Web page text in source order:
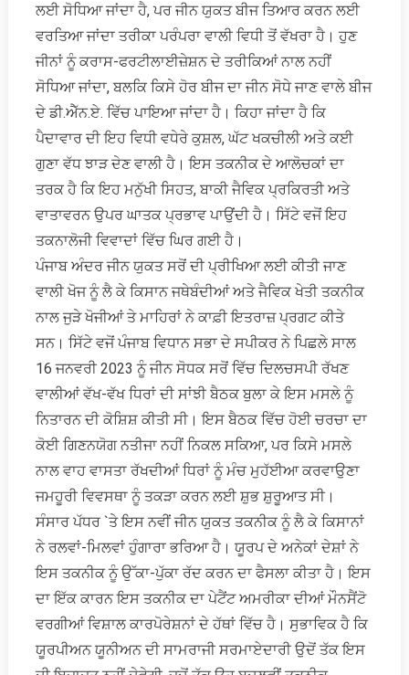
ਲਈ ਸੋਧਿਆ ਜਾਂਦਾ ਹੈ, ਪਰ ਜੀਨ ਯੁਕਤ ਬੀਜ ਤਿਆਰ ਕਰਨ ਲਈ
ਵਰਤਿਆ ਜਾਂਦਾ ਤਰੀਕਾ ਪਰੰਪਰਾ ਵਾਲੀ ਵਿਧੀ ਤੋਂ ਵੱਖਰਾ ਹੈ। ਹੁਣ
ਜੀਨਾਂ ਨੂੰ ਕਰਾਸ-ਫਰਟੀਲਾਈਜ਼ੇਸ਼ਨ ਦੇ ਤਰੀਕਿਆਂ ਨਾਲ ਨਹੀਂ
ਸੋਧਿਆ ਜਾਂਦਾ, ਬਲਕਿ ਕਿਸੇ ਹੋਰ ਬੀਜ ਦਾ ਜੀਨ ਸੋਧੇ ਜਾਣ ਵਾਲੇ ਬੀਜ
ਦੇ ਡੀ.ਐੱਨ.ਏ. ਵਿੱਚ ਪਾਇਆ ਜਾਂਦਾ ਹੈ। ਕਿਹਾ ਜਾਂਦਾ ਹੈ ਕਿ
ਪੈਦਾਵਾਰ ਦੀ ਇਹ ਵਿਧੀ ਵਧੇਰੇ ਕੁਸ਼ਲ, ਘੱਟ ਖਕਚੀਲੀ ਅਤੇ ਕਈ
ਗੁਣਾ ਵੱਧ ਝਾੜ ਦੇਣ ਵਾਲੀ ਹੈ। ਇਸ ਤਕਨੀਕ ਦੇ ਆਲੋਚਕਾਂ ਦਾ
ਤਰਕ ਹੈ ਕਿ ਇਹ ਮਨੁੱਖੀ ਸਿਹਤ, ਬਾਕੀ ਜੈਵਿਕ ਪ੍ਰਕਿਰਤੀ ਅਤੇ
ਵਾਤਾਵਰਨ ਉਪਰ ਘਾਤਕ ਪ੍ਰਭਾਵ ਪਾਉਂਦੀ ਹੈ। ਸਿੱਟੇ ਵਜੋਂ ਇਹ
ਤਕਨਾਲੋਜੀ ਵਿਵਾਦਾਂ ਵਿੱਚ ਘਿਰ ਗਈ ਹੈ।
ਪੰਜਾਬ ਅੰਦਰ ਜੀਨ ਯੁਕਤ ਸਰੋਂ ਦੀ ਪ੍ਰੀਖਿਆ ਲਈ ਕੀਤੀ ਜਾਣ
ਵਾਲੀ ਖੋਜ ਨੂੰ ਲੈ ਕੇ ਕਿਸਾਨ ਜਥੇਬੰਦੀਆਂ ਅਤੇ ਜੈਵਿਕ ਖੇਤੀ ਤਕਨੀਕ
ਨਾਲ ਜੁੜੇ ਖੋਜੀਆਂ ਤੇ ਮਾਹਿਰਾਂ ਨੇ ਕਾਫ਼ੀ ਇਤਰਾਜ਼ ਪ੍ਰਗਟ ਕੀਤੇ
ਸਨ। ਸਿੱਟੇ ਵਜੋਂ ਪੰਜਾਬ ਵਿਧਾਨ ਸਭਾ ਦੇ ਸਪੀਕਰ ਨੇ ਪਿਛਲੇ ਸਾਲ
16 ਜਨਵਰੀ 2023 ਨੂੰ ਜੀਨ ਸੋਧਕ ਸਰੋਂ ਵਿੱਚ ਦਿਲਚਸਪੀ ਰੱਖਣ
ਵਾਲੀਆਂ ਵੱਖ-ਵੱਖ ਧਿਰਾਂ ਦੀ ਸਾਂਝੀ ਬੈਠਕ ਬੁਲਾ ਕੇ ਇਸ ਮਸਲੇ ਨੂੰ
ਨਿਤਾਰਨ ਦੀ ਕੋਸ਼ਿਸ਼ ਕੀਤੀ ਸੀ। ਇਸ ਬੈਠਕ ਵਿੱਚ ਹੋਈ ਚਰਚਾ ਦਾ
ਕੋਈ ਗਿਣਨਯੋਗ ਨਤੀਜਾ ਨਹੀਂ ਨਿਕਲ ਸਕਿਆ, ਪਰ ਕਿਸੇ ਮਸਲੇ
ਨਾਲ ਵਾਹ ਵਾਸਤਾ ਰੱਖਦੀਆਂ ਧਿਰਾਂ ਨੂੰ ਮੰਚ ਮੁਹੱਈਆ ਕਰਵਾਉਣਾ
ਜਮਹੂਰੀ ਵਿਵਸਥਾ ਨੂੰ ਤਕੜਾ ਕਰਨ ਲਈ ਸ਼ੁਭ ਸ਼ੁਰੂਆਤ ਸੀ।
ਸੰਸਾਰ ਪੱਧਰ `ਤੇ ਇਸ ਨਵੀਂ ਜੀਨ ਯੁਕਤ ਤਕਨੀਕ ਨੂੰ ਲੈ ਕੇ ਕਿਸਾਨਾਂ
ਨੇ ਰਲਵਾਂ-ਮਿਲਵਾਂ ਹੁੰਗਾਰਾ ਭਰਿਆ ਹੈ। ਯੂਰਪ ਦੇ ਅਨੇਕਾਂ ਦੇਸ਼ਾਂ ਨੇ
ਇਸ ਤਕਨੀਕ ਨੂੰ ਉੱਕਾ-ਪੁੱਕਾ ਰੱਦ ਕਰਨ ਦਾ ਫੈਸਲਾ ਕੀਤਾ ਹੈ। ਇਸ
ਦਾ ਇੱਕ ਕਾਰਨ ਇਸ ਤਕਨੀਕ ਦਾ ਪੇਟੈਂਟ ਅਮਰੀਕਾ ਦੀਆਂ ਮੌਨਸੈਂਟੋ
ਵਰਗੀਆਂ ਵਿਸ਼ਾਲ ਕਾਰਪੋਰੇਸ਼ਨਾਂ ਦੇ ਹੱਥਾਂ ਵਿੱਚ ਹੈ। ਸੁਭਾਵਿਕ ਹੈ ਕਿ
ਯੂਰਪੀਅਨ ਯੂਨੀਅਨ ਦੀ ਸਾਮਰਾਜੀ ਸਰਮਾਏਦਾਰੀ ਉਦੋਂ ਤੱਕ ਇਸ